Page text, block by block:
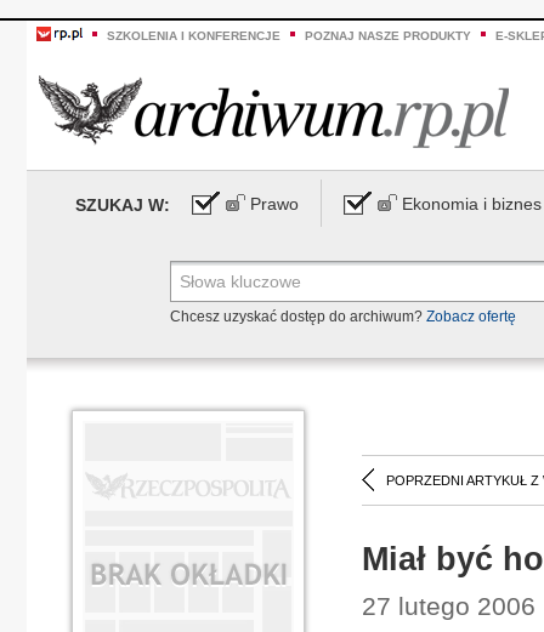
SZKOLENIA I KONFERENCJE POZNAJ NASZE PRODUKTY E-
SZUKAJ W: Prawo Ekonomia i biznes
Chcesz uzyskać dostęp do archiwum? Zobacz ofertę
POPRZEDNI ARTYKUŁ Z
Miał być
27 lutego 2006